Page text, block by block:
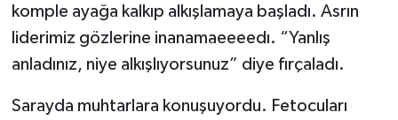
komple ayağa kalkıp alkışlamaya başladı. Asrın
liderimiz gözlerine inanamaeeeedı. “Yanlış
anladınız, niye alkışlıyorsunuz” diye fırçaladı.
Sarayda muhtarlara konuşuyordu. Fetocuları